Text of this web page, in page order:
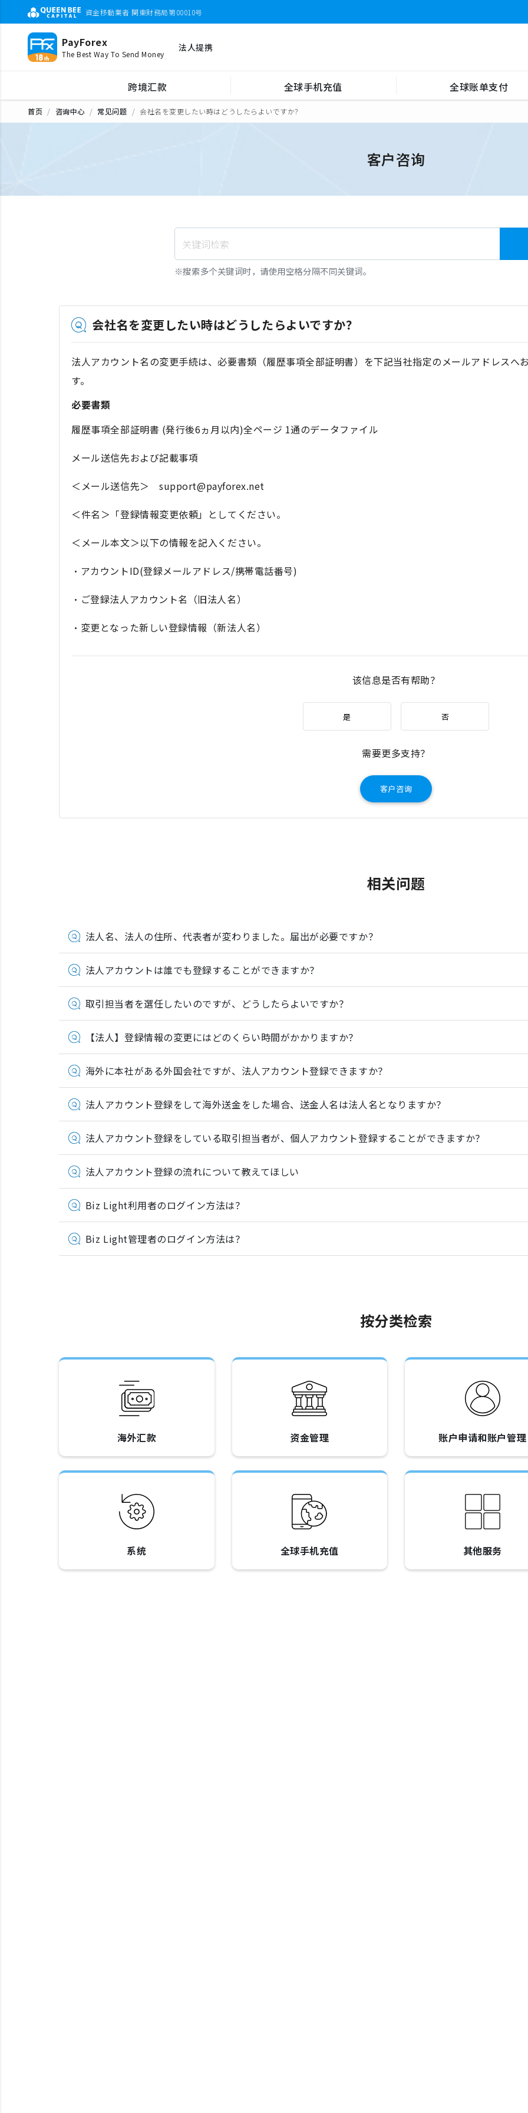
資金移動業者 関東財務局第00010号
PayForex
The Best Way To Send Money
法人提携
跨境汇款 全球手机充值 全球账单支付
首页 咨询中心 常见问题 会社名を変更したい時はどうしたらよいですか？
客户咨询
※搜索多个关键词时，请使用空格分隔不同关键词。
会社名を変更したい時はどうしたらよいですか？
法人アカウント名の変更手続は、必要書類（履歴事項全部証明書）を下記当社指定のメールアドレスへ
す。
必要書類
履歴事項全部証明書 (発行後6ヵ月以内)全ページ 1通のデータファイル
メール送信先および記載事項
＜メール送信先＞ support@payforex.net
＜件名＞「登録情報変更依頼」としてください。
＜メール本文＞以下の情報を記入ください。
・アカウントID(登録メールアドレス/携帯電話番号)
・ご登録法人アカウント名（旧法人名）
・変更となった新しい登録情報（新法人名）
该信息是否有帮助？
是 否
需要更多支持？
客户咨询
相关问题
法人名、法人の住所、代表者が変わりました。届出が必要ですか？
法人アカウントは誰でも登録することができますか？
取引担当者を選任したいのですが、どうしたらよいですか？
【法人】登録情報の変更にはどのくらい時間がかかりますか？
海外に本社がある外国会社ですが、法人アカウント登録できますか？
法人アカウント登録をして海外送金をした場合、送金人名は法人名となりますか？
法人アカウント登録をしている取引担当者が、個人アカウント登録することができますか？
法人アカウント登録の流れについて教えてほしい
Biz Light利用者のログイン方法は？
Biz Light管理者のログイン方法は？
按分类检索
海外汇款 资金管理 账户申请和账户管理
系统 全球手机充值 其他服务